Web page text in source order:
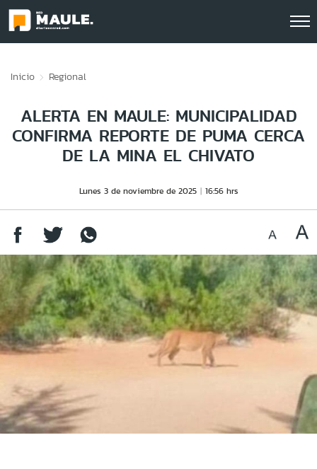
Inicio Regional
ALERTA EN MAULE: MUNICIPALIDAD
CONFIRMA REPORTE DE PUMA CERCA
DE LA MINA EL CHIVATO
Lunes 3 de noviembre de 2025 16:56 hrs